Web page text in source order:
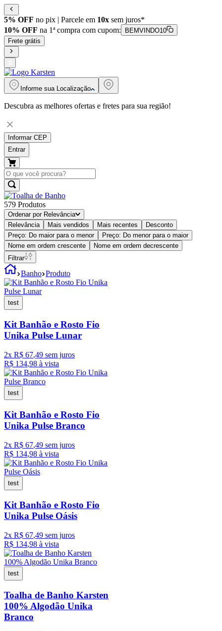
5% OFF no pix | Parcele em 10x sem juros*
10% OFF na 1ª compra com cupom:
BEMVINDO10
Frete grátis
Informe sua Localização
Descubra as melhores ofertas e fretes para sua região!
Informar CEP
Entrar
579 Produtos
Ordenar por Relevância
Relevância
Mais vendidos Mais recentes
Desconto
Preço: Do maior para o menor
Preço: Do menor para o maior
Nome em ordem crescente
Nome em ordem decrescente
Filtrar
Banho Produto
test
Kit Banhão e Rosto Fio
Unika Pulse Lunar
2x R$ 67,49 sem juros
R$ 134,98 à vista
test
Kit Banhão e Rosto Fio
Unika Pulse Branco
2x R$ 67,49 sem juros
R$ 134,98 à vista
test
Kit Banhão e Rosto Fio
Unika Pulse Oásis
2x R$ 67,49 sem juros
R$ 134,98 à vista
test
Toalha de Banho Karsten
100% Algodão Unika
Branco